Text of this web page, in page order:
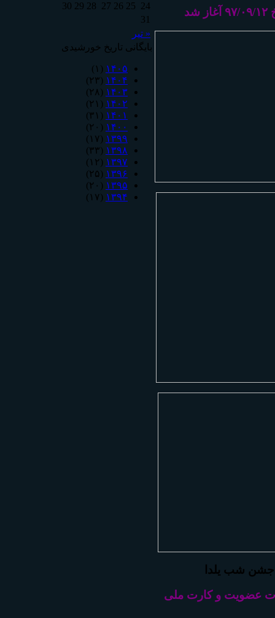
شب یلدا
عضویت و کارت ملی
« تیر
24
25
26
27
28
29
30
31
بایگانی تاریخ خورشیدی
۱۴۰۵ (۱)
۱۴۰۴ (۲۳)
۱۴۰۳ (۲۸)
۱۴۰۲ (۲۱)
۱۴۰۱ (۳۱)
۱۴۰۰ (۲۰)
۱۳۹۹ (۱۷)
۱۳۹۸ (۳۳)
۱۳۹۷ (۱۲)
۱۳۹۶ (۲۵)
۱۳۹۵ (۲۰)
۱۳۹۴ (۱۷)